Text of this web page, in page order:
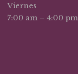
Viernes
7:00 am – 4:00 pm